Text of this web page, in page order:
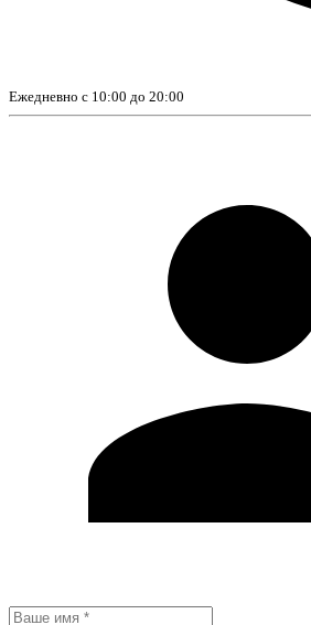
Ежедневно с 10:00 до 20:00